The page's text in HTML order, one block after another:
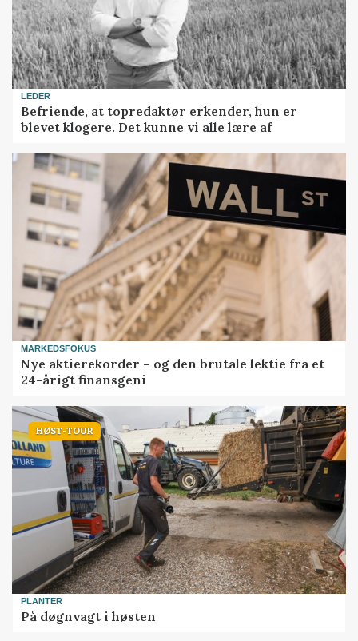
LEDER
Befriende, at topredaktør erkender, hun er
blevet klogere. Det kunne vi alle lære af
MARKEDSFOKUS
Nye aktierekorder – og den brutale lektie fra et
24-årigt finansgeni
HØST-TOUR
PLANTER
På døgnvagt i høsten